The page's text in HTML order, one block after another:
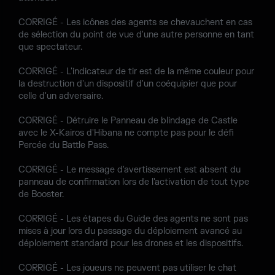
CORRIGÉ - Les icônes des agents se chevauchent en cas
de sélection du point de vue d'une autre personne en tant
que spectateur.
CORRIGÉ - L'indicateur de tir est de la même couleur pour
la destruction d'un dispositif d'un coéquipier que pour
celle d'un adversaire.
CORRIGÉ - Détruire le Panneau de blindage de Castle
avec le X-Kairos d'Hibana ne compte pas pour le défi
Percée du Battle Pass.
CORRIGÉ - Le message d'avertissement est absent du
panneau de confirmation lors de l'activation de tout type
de Booster.
CORRIGÉ - Les étapes du Guide des agents ne sont pas
mises à jour lors du passage du déploiement avancé au
déploiement standard pour les drones et les dispositifs.
CORRIGÉ - Les joueurs ne peuvent pas utiliser le chat